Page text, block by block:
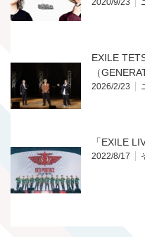
2020/9/23
EXILE
（
2026/2/23
「EXILE
2022/8/17